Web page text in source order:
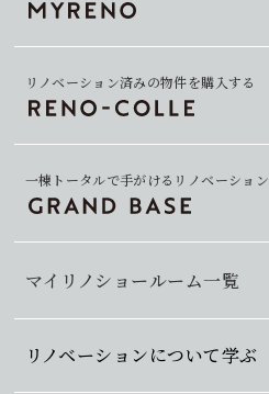
マイリノショールーム一覧
リノベーション済みの物件を購入する
一棟トータルで手がけるリノベーション
リノベーションについて学ぶ